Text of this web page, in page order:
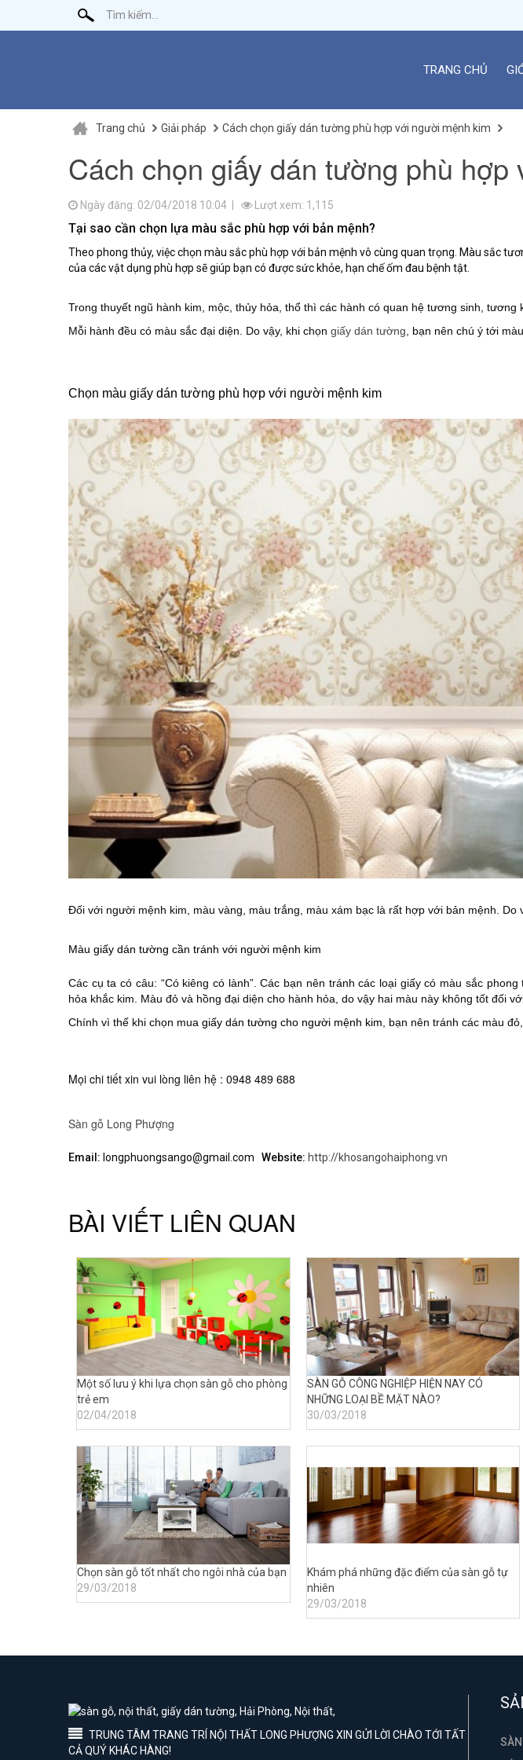
TRANG CHỦ
Trang chủ Giải pháp Cách chọn giấy dán tường phù hợp với người mệnh kim
Cách chọn giấy dán tường phù hợp
Ngày đăng: 02/04/2018 10:04 | Lượt xem: 1,115
Tại sao cần chọn lựa màu sắc phù hợp với bản mệnh?
Theo phong thủy, việc chọn màu sắc phù hợp với bản mệnh vô cùng quan trọng. Màu sắc
của các vật dụng phù hợp sẽ giúp bạn có được sức khỏe, hạn chế ốm đau bệnh tật.
Trong thuyết ngũ hành kim, mộc, thủy hỏa, thổ thì các hành có quan hệ tương sinh, tương
Mỗi hành đều có màu sắc đại diện. Do vậy, khi chọn giấy dán tường , bạn nên chú ý tới
Chọn màu giấy dán tường phù hợp với người mệnh kim
Đối với người mệnh kim, màu vàng, màu trắng, màu xám bạc là rất hợp với bản mệnh.
Màu giấy dán tường cần tránh với người mệnh kim
Các cụ ta có câu: “Có kiêng có lành”. Các bạn nên tránh các loại giấy có màu sắc
hỏa khắc kim. Màu đỏ và hồng đại diện cho hành hỏa, do vậy hai màu này không tốt đối
Chính vì thế khi chọn mua giấy dán tường cho người mệnh kim , bạn nên tránh các màu
Mọi chi tiết xin vui lòng liên hệ : 0948 489 688
Sàn gỗ Long Phượng
Email: longphuongsango@gmail.com Website: http://khosangohaiphong.vn
BÀI VIẾT LIÊN QUAN
Một số lưu ý khi lựa chọn sàn gỗ cho phòng
trẻ em
02/04/2018
SÀN GỖ CÔNG NGHIỆP HIỆN NAY CÓ
NHỮNG LOẠI BỀ MẶT NÀO?
30/03/2018
Chọn sàn gỗ tốt nhất cho ngôi nhà của bạn
29/03/2018
Khám phá những đặc điểm của sàn gỗ tự
nhiên
29/03/2018
TRUNG TÂM TRANG TRÍ NỘI THẤT LONG PHƯỢNG XIN GỬI LỜI CHÀO TỚI TẤT
CẢ QUÝ KHÁC HÀNG!